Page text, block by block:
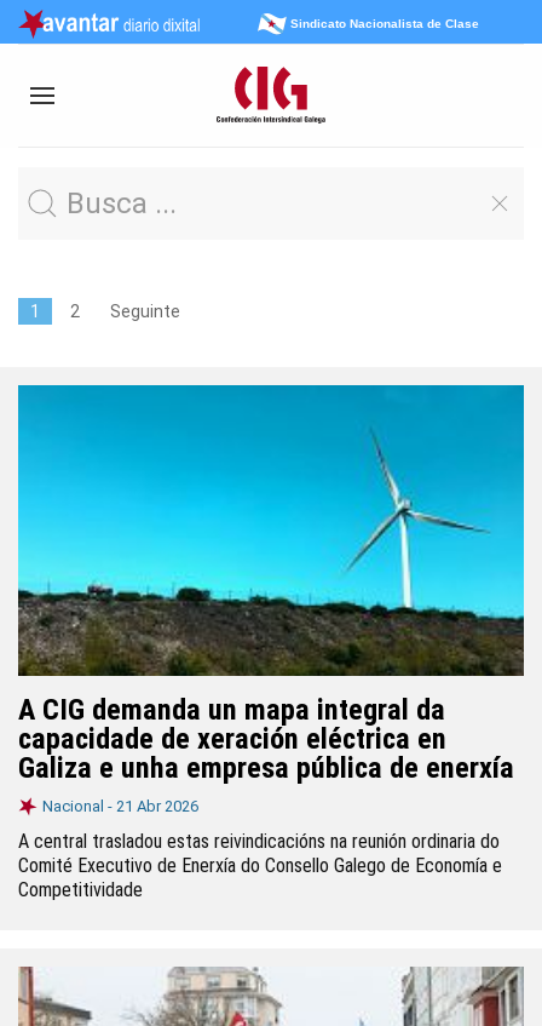
Sindicato Nacionalista de Clase
1 2 Seguinte
A CIG demanda un mapa integral da
capacidade de xeración eléctrica en
Galiza e unha empresa pública de enerxía
Nacional - 21 Abr 2026
A central trasladou estas reivindicacións na reunión ordinaria do
Comité Executivo de Enerxía do Consello Galego de Economía e
Competitividade